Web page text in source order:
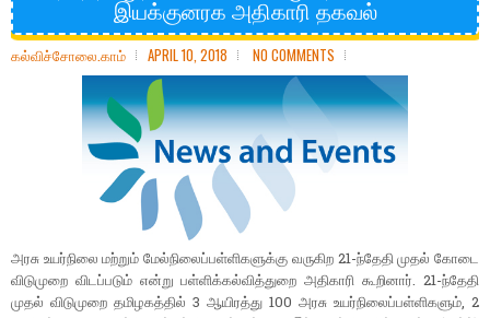
இயக்குனரக அதிகாரி தகவல்
கல்விச்சோலை.காம் APRIL 10, 2018 NO COMMENTS
அரசு உயர்நிலை மற்றும் மேல்நிலைப்பள்ளிகளுக்கு வருகிற 21-ந்தேதி முதல் கோடை
விடுமுறை விடப்படும் என்று பள்ளிக்கல்வித்துறை அதிகாரி கூறினார். 21-ந்தேதி
முதல் விடுமுறை தமிழகத்தில் 3 ஆயிரத்து 100 அரசு உயர்நிலைப்பள்ளிகளும், 2